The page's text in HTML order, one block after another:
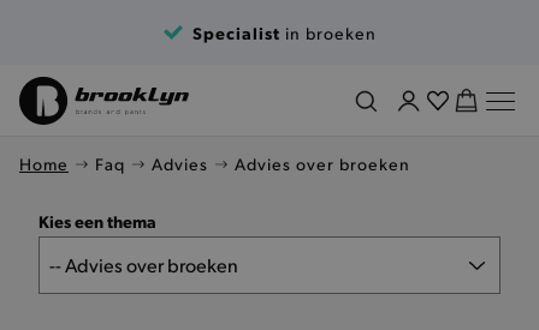
Specialist in broeken
Home Faq Advies Advies over broeken
Kies een thema